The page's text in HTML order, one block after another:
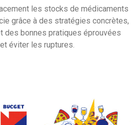
les stocks de médicaments
grâce à des stratégies concrètes,
des bonnes pratiques éprouvées
éviter les ruptures.